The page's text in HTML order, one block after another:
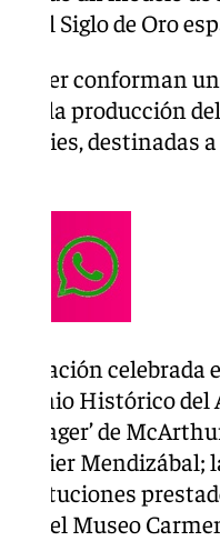
el Siglo de Oro
taller conforman
en la producción
series, destinadas
Histórico
manager’ de
Javier Mendizábal;
instituciones
del Museo